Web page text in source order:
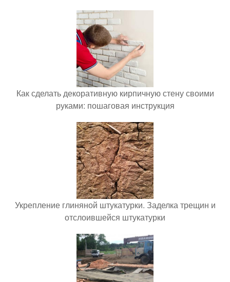
Как сделать декоративную кирпичную стену своими
руками: пошаговая инструкция
Укрепление глиняной штукатурки. Заделка трещин и
отслоившейся штукатурки